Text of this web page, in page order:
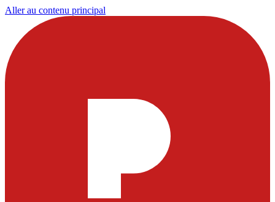
Aller au contenu principal